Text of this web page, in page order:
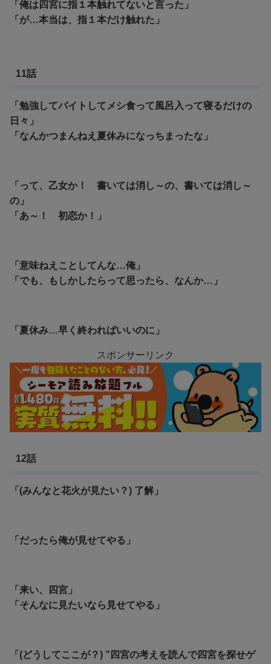
「俺は四宮に指１本触れてないと言った」
「が…本当は、指１本だけ触れた」
11話
「勉強してバイトしてメシ食って風呂入って寝るだけの
日々」
「なんかつまんねえ夏休みになっちまったな」
「って、乙女か！ 書いては消し～の、書いては消し～
の」
「あ～！ 初恋か！」
「意味ねえことしてんな…俺」
「でも、もしかしたらって思ったら、なんか…」
「夏休み…早く終わればいいのに」
スポンサーリンク
12話
「(みんなと花火が見たい？) 了解」
「だったら俺が見せてやる」
「来い、四宮」
「そんなに見たいなら見せてやる」
「(どうしてここが？) ”四宮の考えを読んで四宮を探せゲ